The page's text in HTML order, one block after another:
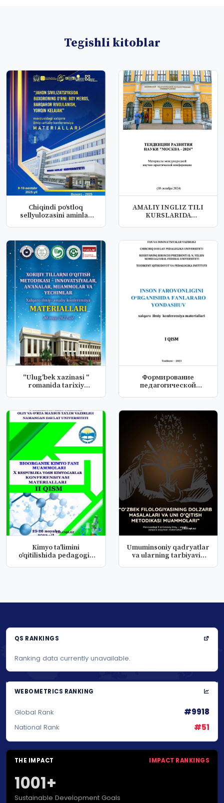
Tegishli kitoblar
Chiqindi po‘stloq
sellyulozasini aminlar
AMALIY INGLIZ TILI
KURSLARIDA
"Ulug'bek xazinasi "
romanida tarixiy
Формирование
педагогической
Kimyo ta'limini
o'qitilishida pedagogik
Umuminsoniy qadryatlar
va ularning tarbiyaviy
QS RANKINGS
Ranking data currently unavailable.
WEBOMETRICS RANKING
Global Rank #9918
National Rank #51
THE IMPACT IMPACT RANKINGS
1001+
Sustainable Development Goals